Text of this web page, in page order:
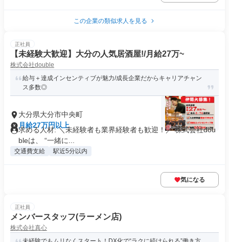
この企業の類似求人を見る
正社員
【未経験大歓迎】大分の人気居酒屋!/月給27万~
株式会社double
給与＋達成インセンティブが魅力/成長企業だからキャリアチャン
ス多数◎
大分県大分市中央町
月給27万円以上
求める人材: ＼未経験者も業界経験者も歓迎！／ 株式会社dou
bleは、 “一緒に...
交通費支給 駅近5分以内
気になる
正社員
メンバースタッフ(ラーメン店)
株式会社真心